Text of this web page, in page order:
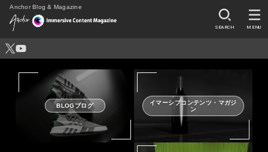
Anchor Blog & Magazine
SEARCH MENU
BLOGブログ
イマーシブコンテンツ・マガジ
ン